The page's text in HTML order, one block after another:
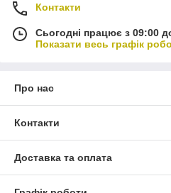
Контакти
Сьогодні працює з 09:00
Показати весь графік
Про нас
Контакти
Доставка та оплата